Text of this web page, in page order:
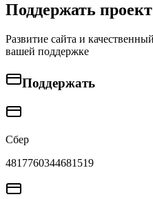
Поддержать проект
Развитие сайта и
вашей поддержке
Поддержать
Сбер
4817760344681519